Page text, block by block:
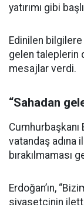
yatırımı gibi
Edinilen
gelen taleplerin
mesajlar verdi.
“Sahadan
Cumhurbaşkanı
vatandaş adına
bırakılmaması
Erdoğan’ın,
siyasetçinin